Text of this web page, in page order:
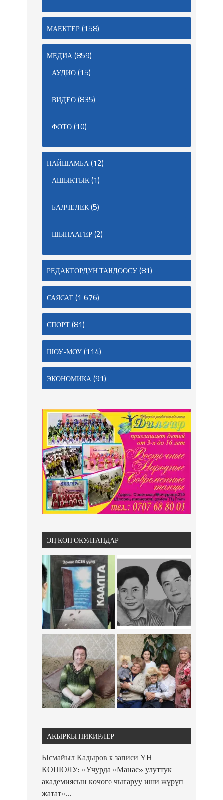
МАЕКТЕР(158)
МЕДИА(859)
АУДИО(15)
ВИДЕО(835)
ФОТО(10)
ПАЙШАМБА(12)
АШЫКТЫК(1)
БАЛЧЕЛЕК(5)
ШЫПААГЕР(2)
РЕДАКТОРДУН ТАНДООСУ(81)
САЯСАТ(1 676)
СПОРТ(81)
ШОУ-МОУ(114)
ЭКОНОМИКА(91)
ЭҢ КӨП ОКУЛГАНДАР
АКЫРКЫ ПИКИРЛЕР
Ысмайыл Кадыров к записи ҮН
КОШОЛУ: «Учурда «Манас» улуттук
академиясын көчөгө чыгаруу иши жүрүп
жатат»…